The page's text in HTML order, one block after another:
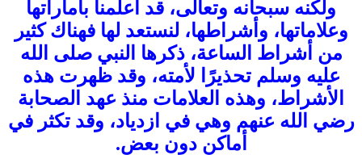
ولكنه سبحانه وتعالى، قد أعلمنا بأماراتها
وعلاماتها، وأشراطها، لنستعد لها فهناك كثير
من أشراط الساعة، ذكرها النبي صلى الله
عليه وسلم تحذيرًا لأمته، وقد ظهرت هذه
الأشراط، وهذه العلامات منذ عهد الصحابة
رضي الله عنهم وهي في ازدياد، وقد تكثر في
أماكن دون بعض.